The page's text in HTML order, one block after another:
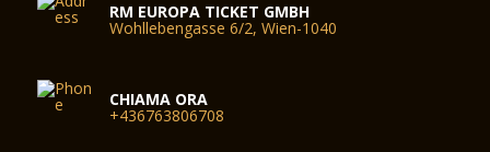
RM EUROPA TICKET GMBH
Wohllebengasse 6/2, Wien-1040
CHIAMA ORA
+436763806708